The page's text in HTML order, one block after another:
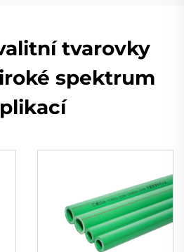
tvarovky
spektrum